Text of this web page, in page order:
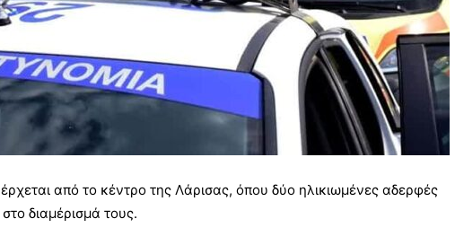
από το κέντρο της Λάρισας, όπου δύο ηλικιωμένες αδερφές
διαμέρισμά τους.